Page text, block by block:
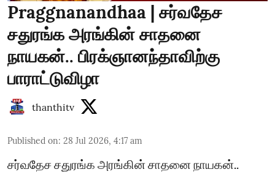
Praggnanandhaa | சர்வதேச
சதுரங்க அரங்கின் சாதனை
நாயகன்.. பிரக்ஞானந்தாவிற்கு
பாராட்டுவிழா
thanthitv
Published on: 28 Jul 2026, 4:17 am
சர்வதேச சதுரங்க அரங்கின் சாதனை நாயகன்..